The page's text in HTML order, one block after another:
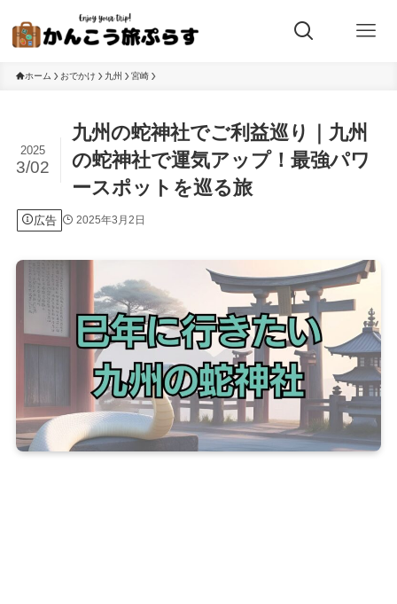
ホーム おでかけ 九州 宮崎
九州の蛇神社でご利益巡り｜九州
の蛇神社で運気アップ！最強パワ
ースポットを巡る旅
2025
3/02
広告 2025年3月2日